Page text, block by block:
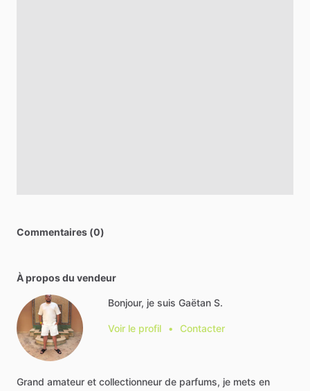
Commentaires (0)
À propos du vendeur
Bonjour, je suis Gaëtan S.
Voir le profil • Contacter
Grand amateur et collectionneur de parfums, je mets en